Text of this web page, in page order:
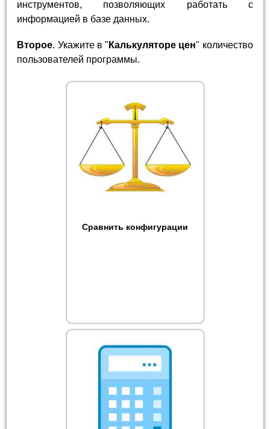
инструментов, позволяющих работать с
информацией в базе данных.
Второе. Укажите в " Калькуляторе цен" количество
пользователей программы.
Сравнить конфигурации